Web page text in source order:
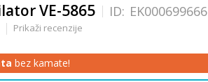
VE-5865 ID: EK000699666
Prikaži recenzije
bez kamate!